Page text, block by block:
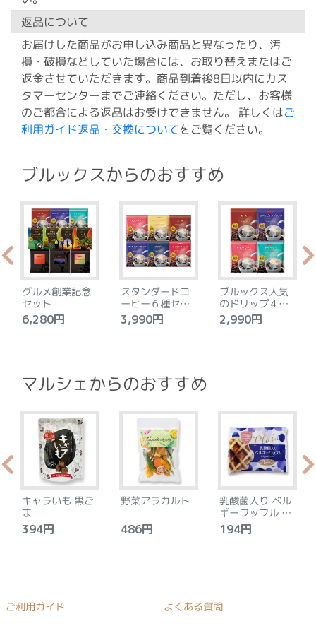
返品について
お届けした商品がお申し込み商品と異なったり、汚
損・破損などしていた場合には、お取り替えまたはご
返金させていただきます。商品到着後8日以内にカス
タマーセンターまでご連絡ください。ただし、お客様
のご都合による返品はお受けできません。 詳しくはご
利用ガイド返品・交換についてをご覧ください。
ブルックスからのおすすめ
グルメ創業記念
セット
6,280円
スタンダードコ
ーヒー６種セッ
ト
3,990円
ブルックス人気
のドリップ４種
セット
2,990円
マルシェからのおすすめ
キャラいも 黒ご
ま
394円
野菜アラカルト
486円
乳酸菌入り ベル
ギーワッフル プ
レーン
194円
ご利用ガイド よくある質問